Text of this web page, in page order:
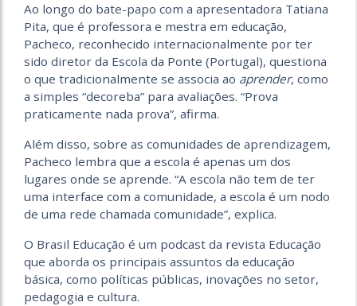
Ao longo do bate-papo com a apresentadora Tatiana
Pita, que é professora e mestra em educação,
Pacheco, reconhecido internacionalmente por ter
sido diretor da Escola da Ponte (Portugal), questiona
o que tradicionalmente se associa ao aprender, como
a simples “decoreba” para avaliações. “Prova
praticamente nada prova”, afirma.
Além disso, sobre as comunidades de aprendizagem,
Pacheco lembra que a escola é apenas um dos
lugares onde se aprende. “A escola não tem de ter
uma interface com a comunidade, a escola é um nodo
de uma rede chamada comunidade”, explica.
O Brasil Educação é um podcast da revista Educação
que aborda os principais assuntos da educação
básica, como políticas públicas, inovações no setor,
pedagogia e cultura.